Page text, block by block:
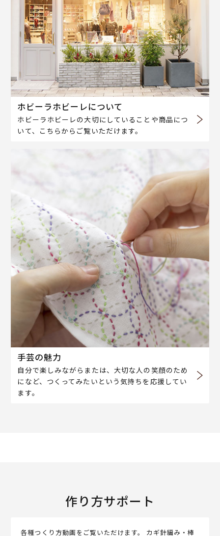
ホビーラホビーレについて
ホビーラホビーレの大切にしていることや商品につ
いて、こちらからご覧いただけます。
手芸の魅力
自分で楽しみながらまたは、大切な人の笑顔のため
になど、つくってみたいという気持ちを応援してい
ます。
作り方サポート
各種つくり方動画をご覧いただけます。 カギ針編み・棒